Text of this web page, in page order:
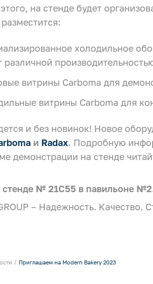
на стенде будет
холодильное
различной
витрины Carboma для
витрины Carboma для
и без новинок! Новое
и Radax. Подробную
демонстрации на стенде
стенде № 21C55 в павильоне
– Надежность. Качество.
Приглашаем на Modern Bakery 2023